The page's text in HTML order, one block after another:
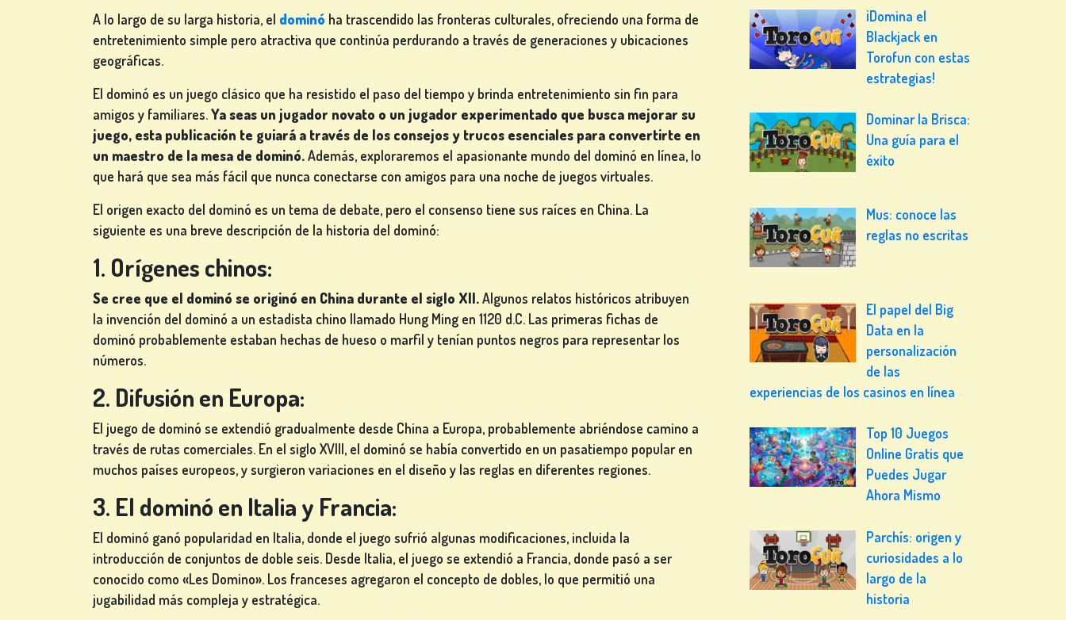
A lo largo de su larga historia, el dominó ha trascendido las fronteras culturales, ofreciendo una forma de
entretenimiento simple pero atractiva que continúa perdurando a través de generaciones y ubicaciones
geográficas.
El dominó es un juego clásico que ha resistido el paso del tiempo y brinda entretenimiento sin fin para
amigos y familiares.Ya seas un jugador novato o un jugador experimentado que busca mejorar su
juego, esta publicación te guiará a través de los consejos y trucos esenciales para convertirte en
un maestro de la mesa de dominó.Además, exploraremos el apasionante mundo del dominó en línea, lo
que hará que sea más fácil que nunca conectarse con amigos para una noche de juegos virtuales.
El origen exacto del dominó es un tema de debate, pero el consenso tiene sus raíces en China. La
siguiente es una breve descripción de la historia del dominó:
1. Orígenes chinos:
Se cree que el dominó se originó en China durante el siglo XII.Algunos relatos históricos atribuyen
la invención del dominó a un estadista chino llamado Hung Ming en 1120 d.C. Las primeras fichas de
dominó probablemente estaban hechas de hueso o marfil y tenían puntos negros para representar los
números.
2. Difusión en Europa:
El juego de dominó se extendió gradualmente desde China a Europa, probablemente abriéndose camino a
través de rutas comerciales. En el siglo XVIII, el dominó se había convertido en un pasatiempo popular en
muchos países europeos, y surgieron variaciones en el diseño y las reglas en diferentes regiones.
3. El dominó en Italia y Francia:
El dominó ganó popularidad en Italia, donde el juego sufrió algunas modificaciones, incluida la
introducción de conjuntos de doble seis. Desde Italia, el juego se extendió a Francia, donde pasó a ser
conocido como «Les Domino». Los franceses agregaron el concepto de dobles, lo que permitió una
jugabilidad más compleja y estratégica.
¡Domina el
Blackjack en
Torofun con estas
estrategias!
Dominar la Brisca:
Una guía para el
éxito
Mus: conoce las
reglas no escritas
El papel del Big
Data en la
personalización
de las
experiencias de los casinos en línea
Top 10 Juegos
Online Gratis que
Puedes Jugar
Ahora Mismo
Parchís: origen y
curiosidades a lo
largo de la
historia